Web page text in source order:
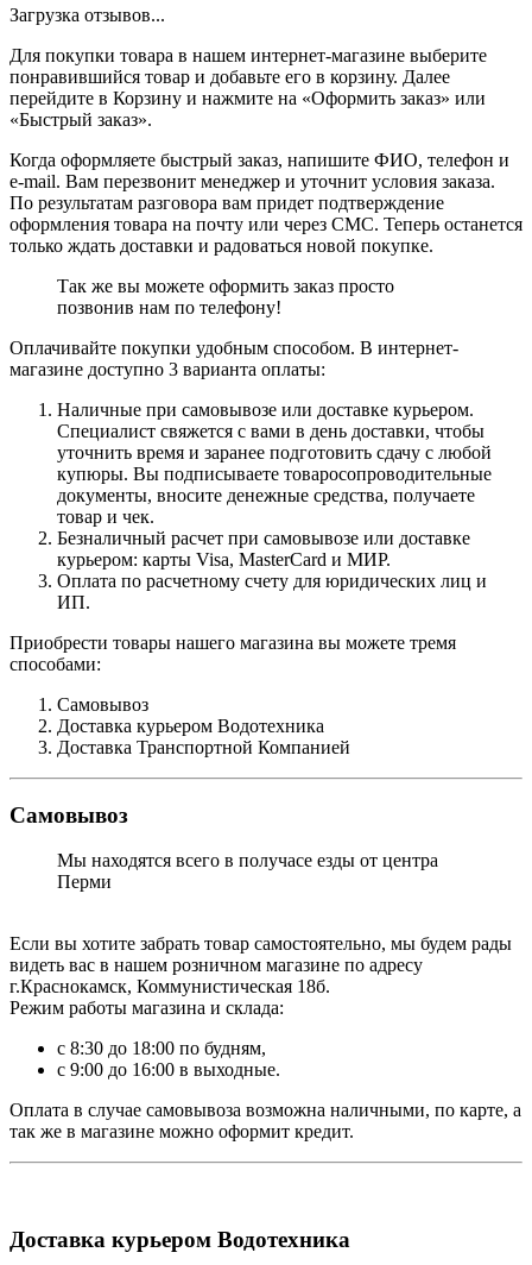
Загрузка отзывов...
Для покупки товара в нашем интернет-магазине выберите
понравившийся товар и добавьте его в корзину. Далее
перейдите в Корзину и нажмите на «Оформить заказ» или
«Быстрый заказ».
Когда оформляете быстрый заказ, напишите ФИО, телефон и
e-mail. Вам перезвонит менеджер и уточнит условия заказа.
По результатам разговора вам придет подтверждение
оформления товара на почту или через СМС. Теперь останется
только ждать доставки и радоваться новой покупке.
Так же вы можете оформить заказ просто
позвонив нам по телефону!
Оплачивайте покупки удобным способом. В интернет-
магазине доступно 3 варианта оплаты:
Наличные при самовывозе или доставке курьером.
Специалист свяжется с вами в день доставки, чтобы
уточнить время и заранее подготовить сдачу с любой
купюры. Вы подписываете товаросопроводительные
документы, вносите денежные средства, получаете
товар и чек.
Безналичный расчет при самовывозе или доставке
курьером: карты Visa, MasterCard и МИР.
Оплата по расчетному счету для юридических лиц и
ИП.
Приобрести товары нашего магазина вы можете тремя
способами:
Самовывоз
Доставка курьером Водотехника
Доставка Транспортной Компанией
Самовывоз
Мы находятся всего в получасе езды от центра
Перми
Если вы хотите забрать товар самостоятельно, мы будем рады
видеть вас в нашем розничном магазине по адресу
г.Краснокамск, Коммунистическая 18б.
Режим работы магазина и склада:
с 8:30 до 18:00 по будням,
с 9:00 до 16:00 в выходные.
Оплата в случае самовывоза возможна наличными, по карте, а
так же в магазине можно оформит кредит.
Доставка курьером Водотехника